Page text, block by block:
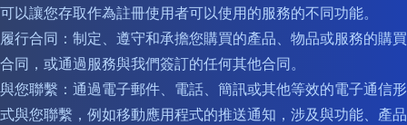
可以讓您存取作為註冊使用者可以使用的服務的不同功能。
履行合同：制定、遵守和承擔您購買的產品、物品或服務的購買
合同，或通過服務與我們簽訂的任何其他合同。
與您聯繫：通過電子郵件、電話、簡訊或其他等效的電子通信形
式與您聯繫，例如移動應用程式的推送通知，涉及與功能、產品